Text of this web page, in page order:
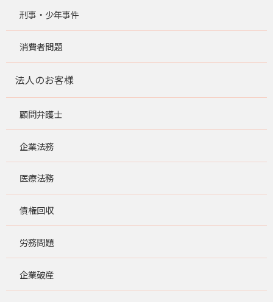
刑事・少年事件
消費者問題
法人のお客様
顧問弁護士
企業法務
医療法務
債権回収
労務問題
企業破産